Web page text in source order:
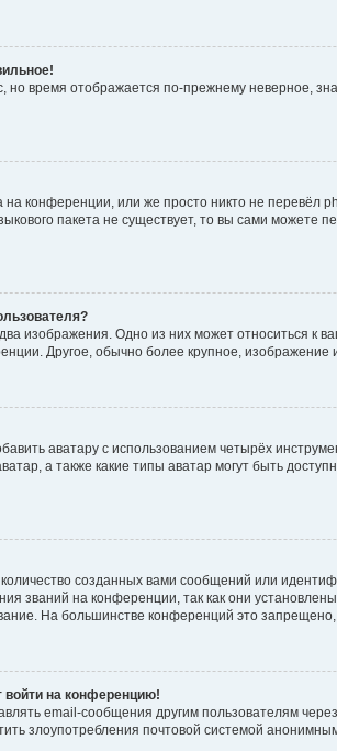
но время отображается по-прежнему неверное,
конференции, или же просто никто не
пакета не существует, то вы сами
изображения. Одно из них может относиться к
Другое, обычно более крупное, изображение
аватару с использованием четырёх
а также какие типы аватар могут быть
созданных вами сообщений или
званий на конференции, так как они
На большинстве конференций это
войти на конференцию!
email-сообщения другим пользователям
злоупотребления почтовой системой